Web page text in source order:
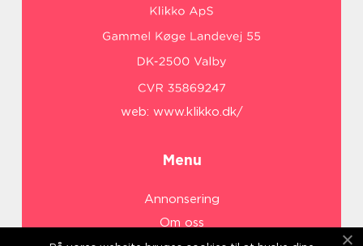
web: www.klikko.dk/
Menu
Annonsering
Om oss